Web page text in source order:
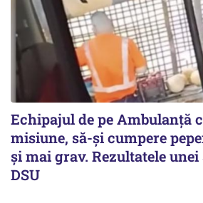
Echipajul de pe Ambulanță
misiune, să-și cumpere
și mai grav. Rezultatele
DSU